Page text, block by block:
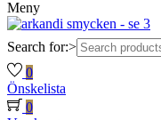
Meny
Search for:>
0
Önskelista
0